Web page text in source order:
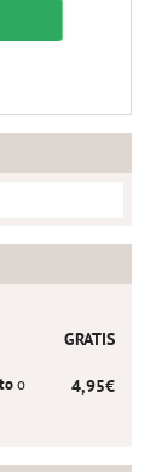
GRATIS
4,95€
o